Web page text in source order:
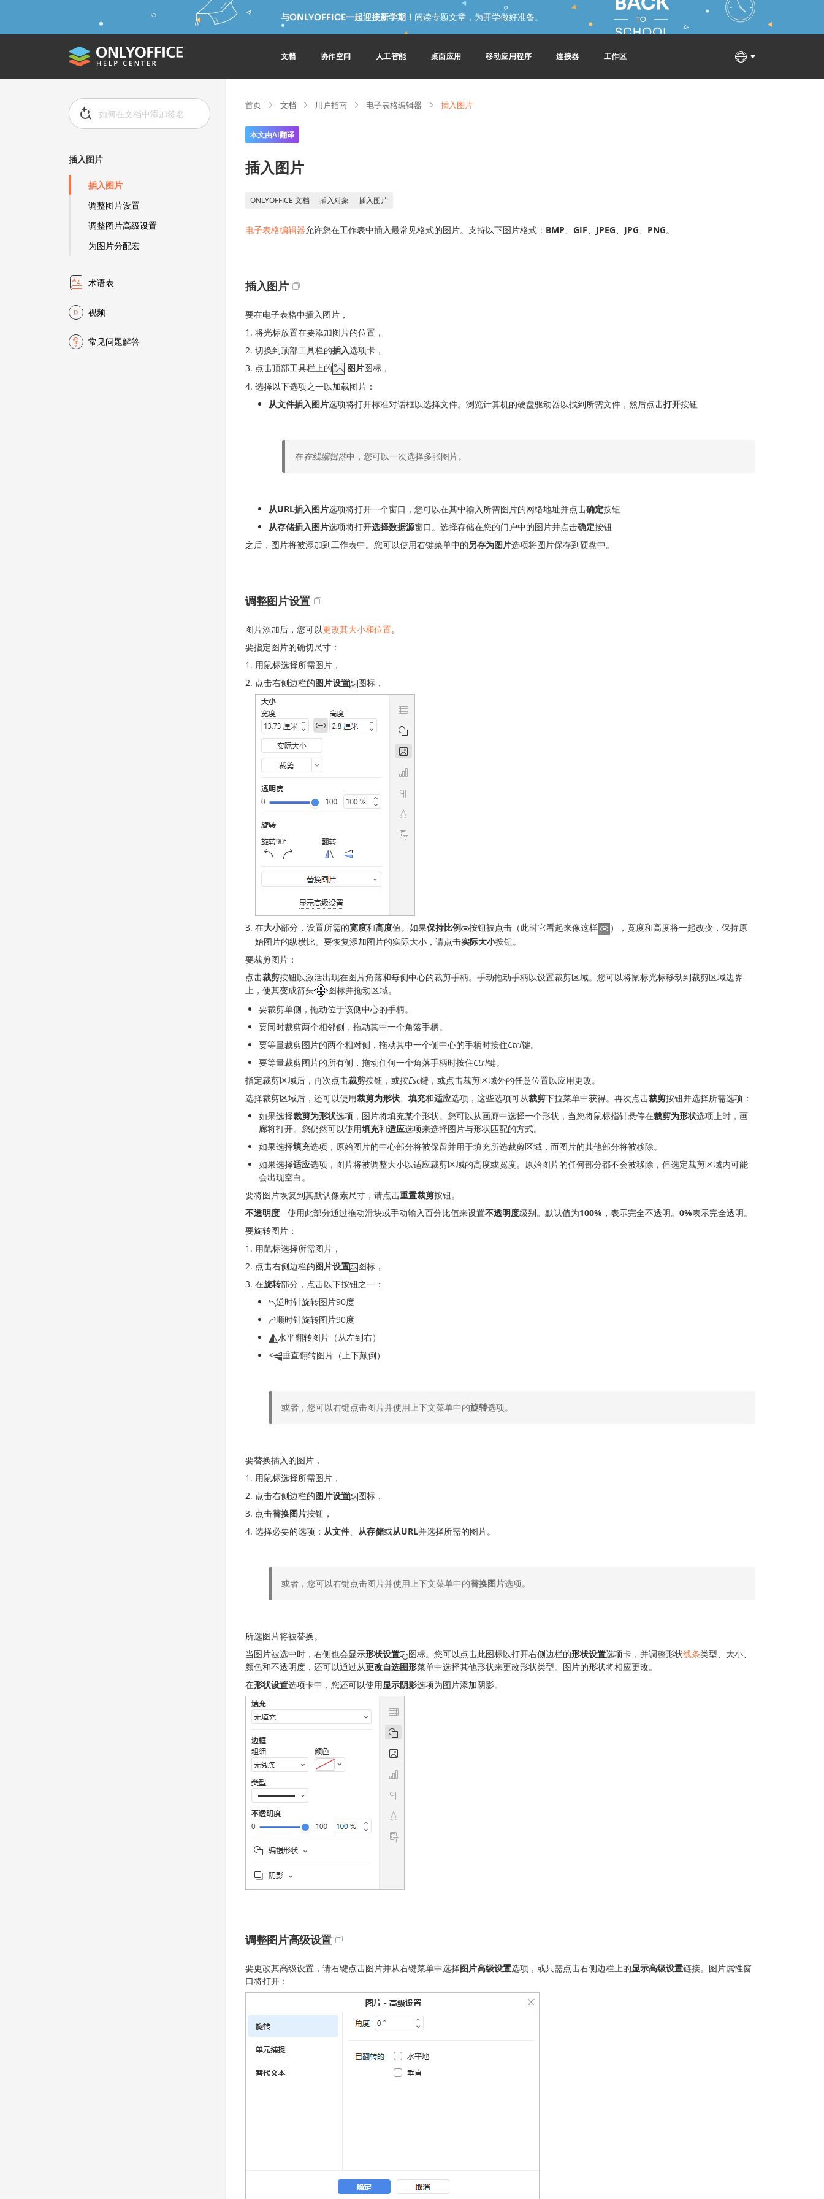
与ONLYOFFICE一起迎接新学期！ 阅读专题文章，为开学做好准备。
文档 协作空间 人工智能 桌面应用 移动应用程序 连接器 工作区
插入图片
插入图片
调整图片设置
调整图片高级设置
为图片分配宏
术语表
视频
常见问题解答
首页 文档 用户指南 电子表格编辑器 插入图片
本文由AI翻译
插入图片
ONLYOFFICE 文档 插入对象 插入图片
电子表格编辑器允许您在工作表中插入最常见格式的图片。支持以下图片格式： BMP、 GIF、 JPEG、 JPG、 PNG。
插入图片
要在电子表格中插入图片，
将光标放置在要添加图片的位置，
切换到顶部工具栏的插入选项卡，
点击顶部工具栏上的
图片图标，
选择以下选项之一以加载图片：
从文件插入图片选项将打开标准对话框以选择文件。浏览计算机的硬盘驱动器以找到所需文件，然后点击打开按钮
在在线编辑器中，您可以一次选择多张图片。
从URL插入图片选项将打开一个窗口，您可以在其中输入所需图片的网络地址并点击确定按钮
从存储插入图片选项将打开选择数据源窗口。选择存储在您的门户中的图片并点击确定按钮
之后，图片将被添加到工作表中。您可以使用右键菜单中的另存为图片选项将图片保存到硬盘中。
调整图片设置
图片添加后，您可以更改其大小和位置。
要指定图片的确切尺寸：
用鼠标选择所需图片，
点击右侧边栏的图片设置 图标，
在大小部分，设置所需的宽度和高度值。如果保持比例 按钮被点击（此时它看起来像这样
），宽度和高度将一起改变，保持原
始图片的纵横比。要恢复添加图片的实际大小，请点击实际大小按钮。
要裁剪图片：
点击裁剪按钮以激活出现在图片角落和每侧中心的裁剪手柄。手动拖动手柄以设置裁剪区域。您可以将鼠标光标移动到裁剪区域边界
上，使其变成箭头
图标并拖动区域。
要裁剪单侧，拖动位于该侧中心的手柄。
要同时裁剪两个相邻侧，拖动其中一个角落手柄。
要等量裁剪图片的两个相对侧，拖动其中一个侧中心的手柄时按住Ctrl键。
要等量裁剪图片的所有侧，拖动任何一个角落手柄时按住Ctrl键。
指定裁剪区域后，再次点击裁剪按钮，或按Esc键，或点击裁剪区域外的任意位置以应用更改。
选择裁剪区域后，还可以使用裁剪为形状、 填充和适应选项，这些选项可从裁剪下拉菜单中获得。再次点击裁剪按钮并选择所需选项：
如果选择裁剪为形状选项，图片将填充某个形状。您可以从画廊中选择一个形状，当您将鼠标指针悬停在裁剪为形状选项上时，画
廊将打开。您仍然可以使用填充和适应选项来选择图片与形状匹配的方式。
如果选择填充选项，原始图片的中心部分将被保留并用于填充所选裁剪区域，而图片的其他部分将被移除。
如果选择适应选项，图片将被调整大小以适应裁剪区域的高度或宽度。原始图片的任何部分都不会被移除，但选定裁剪区域内可能
会出现空白。
要将图片恢复到其默认像素尺寸，请点击重置裁剪按钮。
不透明度 - 使用此部分通过拖动滑块或手动输入百分比值来设置不透明度级别。默认值为100% ，表示完全不透明。 0%表示完全透明。
要旋转图片：
用鼠标选择所需图片，
点击右侧边栏的图片设置
图标，
在旋转部分，点击以下按钮之一：
逆时针旋转图片90度
顺时针旋转图片90度
水平翻转图片（从左到右）
<
垂直翻转图片（上下颠倒）
或者，您可以右键点击图片并使用上下文菜单中的旋转选项。
要替换插入的图片，
用鼠标选择所需图片，
点击右侧边栏的图片设置
图标，
点击替换图片按钮，
选择必要的选项： 从文件、 从存储或从URL并选择所需的图片。
或者，您可以右键点击图片并使用上下文菜单中的替换图片选项。
所选图片将被替换。
当图片被选中时，右侧也会显示形状设置 图标。您可以点击此图标以打开右侧边栏的形状设置选项卡，并调整形状线条类型、大小、
颜色和不透明度，还可以通过从更改自选图形菜单中选择其他形状来更改形状类型。图片的形状将相应更改。
在形状设置选项卡中，您还可以使用显示阴影选项为图片添加阴影。
调整图片高级设置
要更改其高级设置，请右键点击图片并从右键菜单中选择图片高级设置选项，或只需点击右侧边栏上的显示高级设置链接。图片属性窗
口将打开：